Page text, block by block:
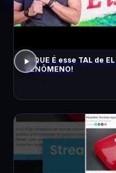
O QUE É esse TAL de
FENÔMENO!